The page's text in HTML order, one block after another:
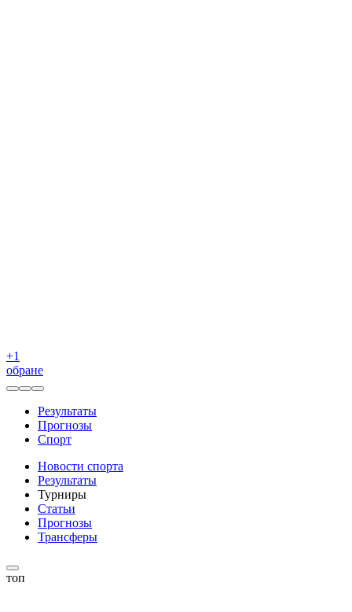
+1
обране
Результаты
Прогнозы
Спорт
Новости спорта
Результаты
Турниры
Статьи
Прогнозы
Трансферы
топ